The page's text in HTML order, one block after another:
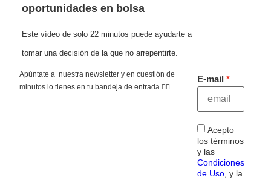
oportunidades en bolsa
Este vídeo de solo 22 minutos puede ayudarte a
tomar una decisión de la que no arrepentirte.
Apúntate a nuestra newsletter y en cuestión de
minutos lo tienes en tu bandeja de entrada 👇🏻
E-mail
Acepto
los términos
y las
Condiciones
de Uso, y la